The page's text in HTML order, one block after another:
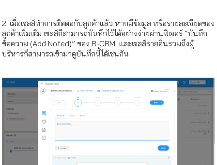
2. เมื่อเซลส์ทำการติดต่อกับลูกค้าแล้ว หากมีข้อมูล หรือรายละเอียดของ
ลูกค้าเพิ่มเติม เซลส์ก็สามารถบันทึกไว้ได้อย่างง่ายผ่านฟีเจอร์ “บันทึก
ข้อความ (Add Noted)” ของ R-CRM และเซลส์รายอื่นรวมถึงผู้
บริหารก็สามารถเข้ามาดูบันทึกนี้ได้เช่นกัน